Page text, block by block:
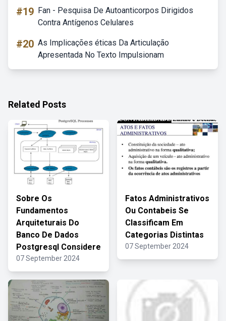
#19 Fan - Pesquisa De Autoanticorpos Dirigidos
Contra Antígenos Celulares
#20 As Implicações éticas Da Articulação
Apresentada No Texto Impulsionam
Related Posts
Sobre Os
Fundamentos
Arquiteturais Do
Banco De Dados
Postgresql Considere
07 September 2024
Fatos Administrativos
Ou Contabeis Se
Classificam Em
Categorias Distintas
07 September 2024